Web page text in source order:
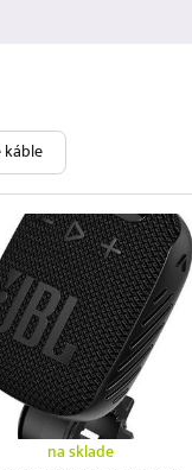
káble
na sklade